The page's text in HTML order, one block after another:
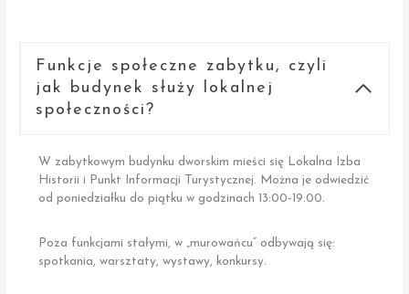
Funkcje społeczne zabytku, czyli
jak budynek służy lokalnej
społeczności?
W zabytkowym budynku dworskim mieści się Lokalna Izba
Historii i Punkt Informacji Turystycznej. Można je odwiedzić
od poniedziałku do piątku w godzinach 13:00-19:00.
Poza funkcjami stałymi, w „murowańcu” odbywają się:
spotkania, warsztaty, wystawy, konkursy.